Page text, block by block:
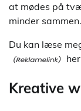
at mødes på
minder sammen.
Du kan læse
Kreative